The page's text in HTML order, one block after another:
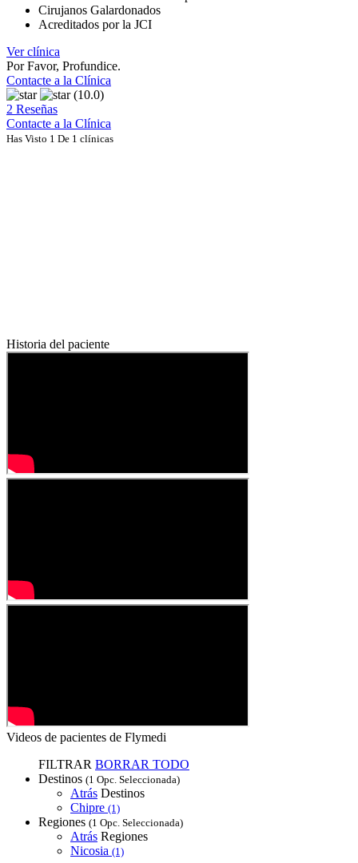
Cirujanos Galardonados
Acreditados por la JCI
Ver clínica
Por Favor, Profundice.
Contacte a la Clínica
(10.0)
2 Reseñas
Contacte a la Clínica
Has Visto 1 De 1 clínicas
Historia del paciente
Videos de pacientes de Flymedi
FILTRAR BORRAR TODO
Destinos (1 Opc. Seleccionada)
Atrás Destinos
Chipre (1)
Regiones (1 Opc. Seleccionada)
Atrás Regiones
Nicosia (1)